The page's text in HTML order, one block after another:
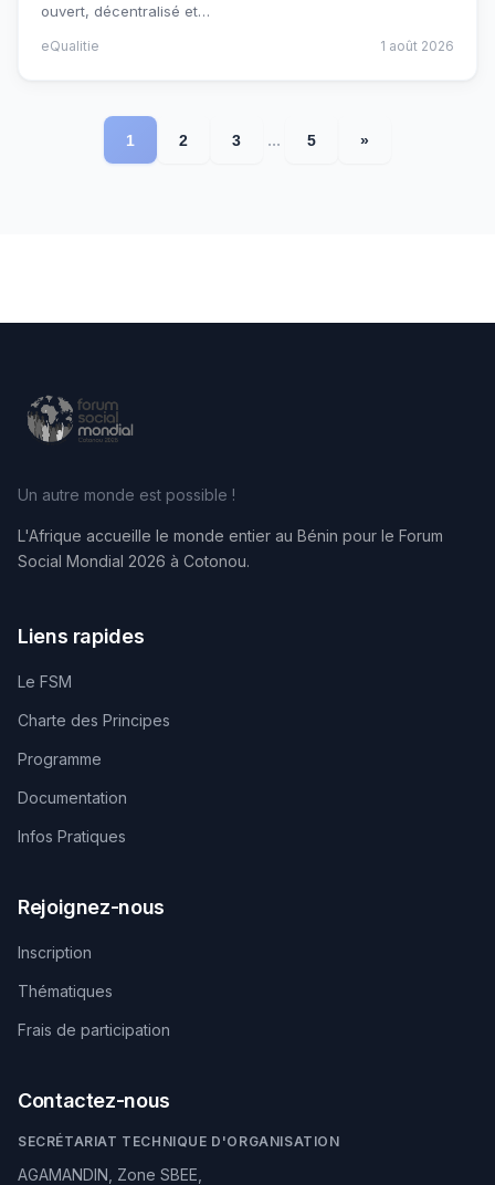
ouvert, décentralisé et…
eQualitie 1 août 2026
1 2 3 ... 5 »
Un autre monde est possible !
L'Afrique accueille le monde entier au Bénin pour le Forum
Social Mondial 2026 à Cotonou.
Liens rapides
Le FSM
Charte des Principes
Programme
Documentation
Infos Pratiques
Rejoignez-nous
Inscription
Thématiques
Frais de participation
Contactez-nous
SECRÉTARIAT TECHNIQUE D'ORGANISATION
AGAMANDIN, Zone SBEE,